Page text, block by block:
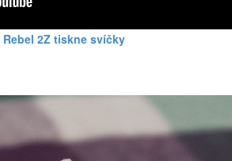
Rebel 2Z tiskne svíčky